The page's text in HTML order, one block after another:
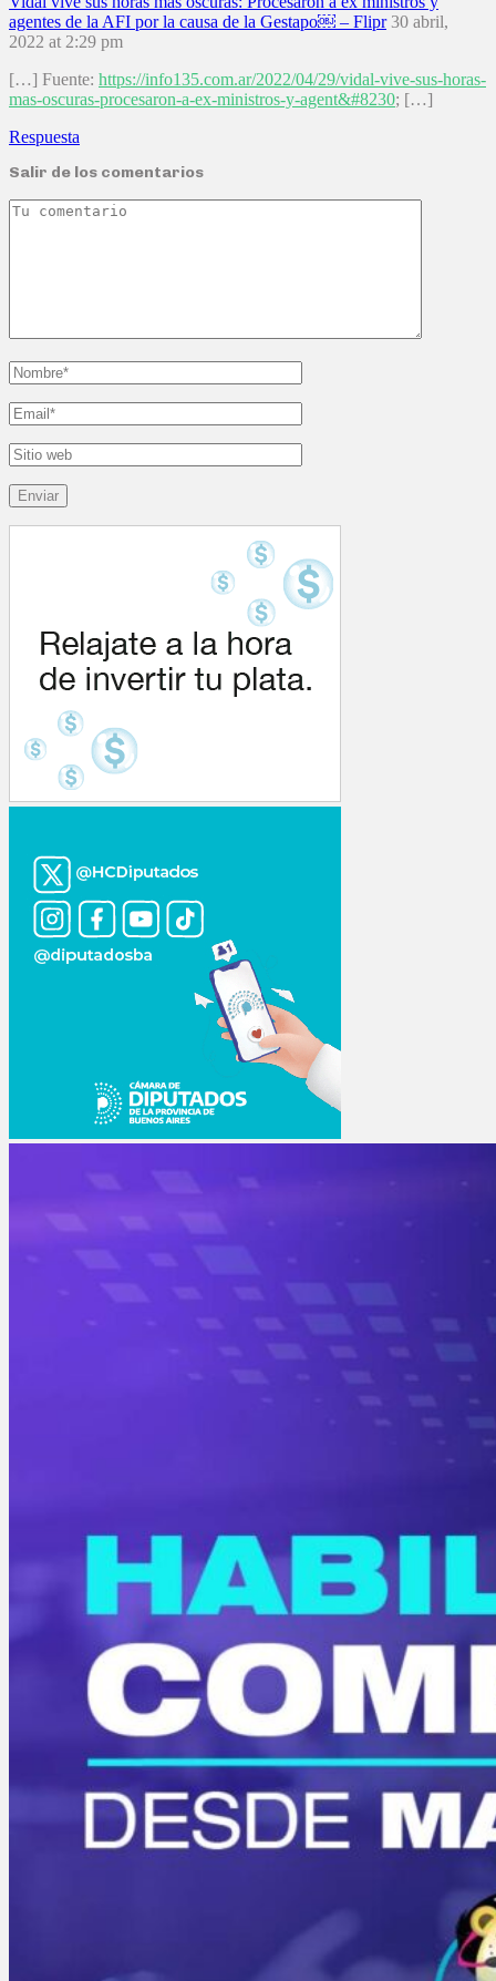
agentes de la AFI por la causa de la Gestapo￼ – Flipr 30 abril,
2022 at 2:29 pm
[…] Fuente: https://info135.com.ar/2022/04/29/vidal-vive-sus-horas-
mas-oscuras-procesaron-a-ex-ministros-y-agent&#8230; […]
Respuesta
Salir de los comentarios